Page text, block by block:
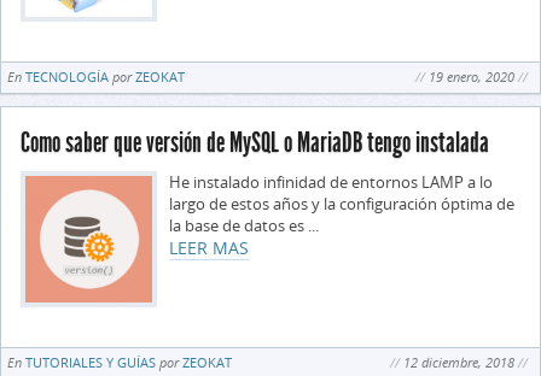
En TECNOLOGÍA porZEOKAT 19 enero, 2020
Como saber que versión de MySQL o MariaDB tengo instalada
He instalado infinidad de entornos LAMP a lo
largo de estos años y la configuración óptima de
la base de datos es ...
LEER MAS
En TUTORIALES Y GUÍAS porZEOKAT 12 diciembre, 2018